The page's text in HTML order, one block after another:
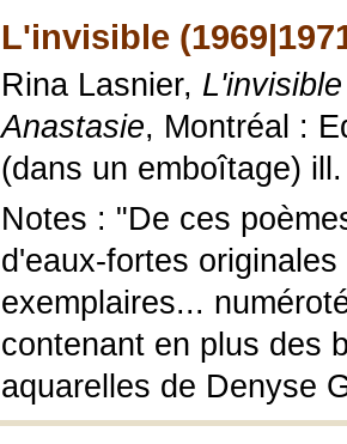
L'invisible
Rina Lasnier,
Anastasie, Montréal :
(dans un emboîtage)
Notes : "De ces
d'eaux-fortes
exemplaires...
contenant en plus des
aquarelles de Denyse